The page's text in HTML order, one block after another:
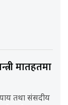
मातहतमा
तथा संसदीय